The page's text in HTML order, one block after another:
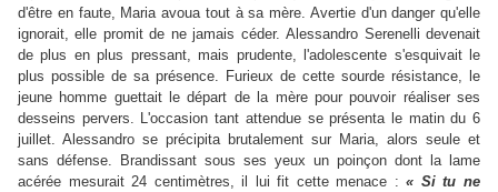
d'être en faute, Maria avoua tout à sa mère. Avertie d'un danger qu'elle
ignorait, elle promit de ne jamais céder. Alessandro Serenelli devenait
de plus en plus pressant, mais prudente, l'adolescente s'esquivait le
plus possible de sa présence. Furieux de cette sourde résistance, le
jeune homme guettait le départ de la mère pour pouvoir réaliser ses
desseins pervers. L'occasion tant attendue se présenta le matin du 6
juillet. Alessandro se précipita brutalement sur Maria, alors seule et
sans défense. Brandissant sous ses yeux un poinçon dont la lame
acérée mesurait 24 centimètres, il lui fit cette menace :« Si tu ne